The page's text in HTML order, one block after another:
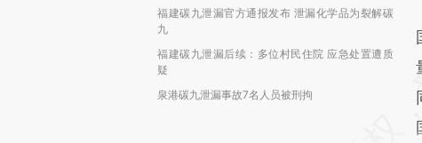
福建碳九泄漏官方通报发布 泄漏化学品为裂解碳
九
福建碳九泄漏后续：多位村民住院 应急处置遭质
疑
泉港碳九泄漏事故7名人员被刑拘